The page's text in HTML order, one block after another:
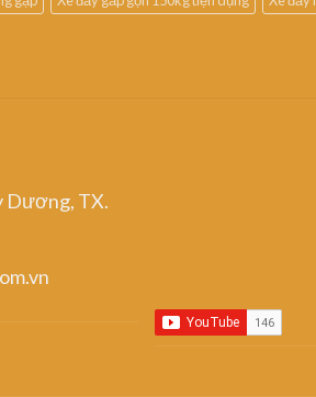
Dương, TX.